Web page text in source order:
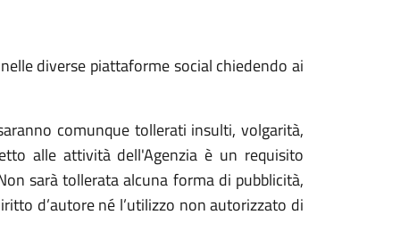
diverse piattaforme social chiedendo ai
comunque tollerati insulti, volgarità,
alle attività dell'Agenzia è un requisito
sarà tollerata alcuna forma di pubblicità,
d’autore né l’utilizzo non autorizzato di